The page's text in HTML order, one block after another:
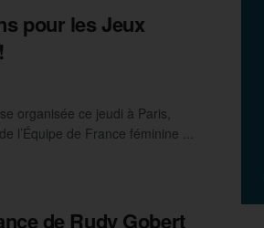
pour les Jeux
organisée ce jeudi à Paris,
l’Équipe de France féminine ...
de Rudy Gobert